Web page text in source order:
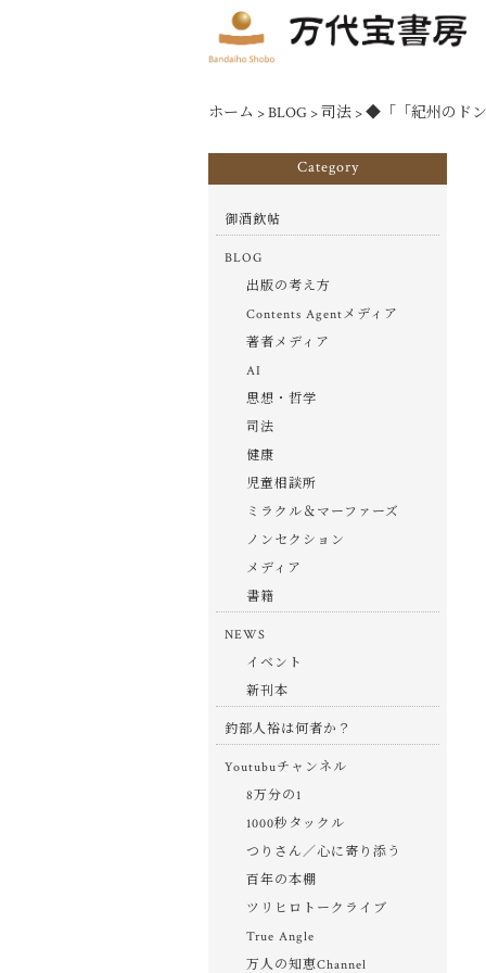
ホーム >BLOG >司法 >◆「「紀州のドン
Category
御酒飲帖
BLOG
出版の考え方
Contents Agentメディア
著者メディア
AI
思想・哲学
司法
健康
児童相談所
ミラクル＆マーファーズ
ノンセクション
メディア
書籍
NEWS
イベント
新刊本
釣部人裕は何者か？
Youtubuチャンネル
8万分の1
1000秒タックル
つりさん／心に寄り添う
百年の本棚
ツリヒロトークライブ
True Angle
万人の知恵Channel